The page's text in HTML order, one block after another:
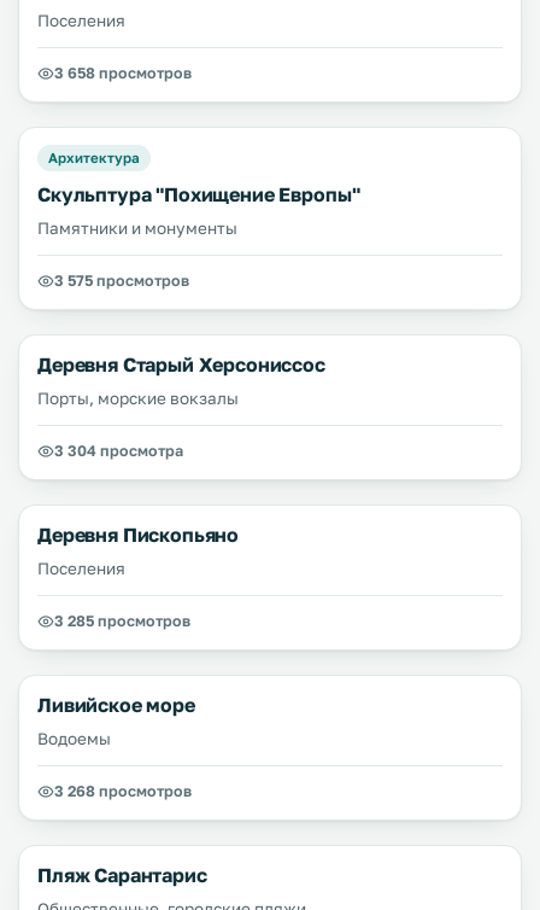
Поселения
3 658 просмотров
Архитектура
Скульптура "Похищение Европы"
Памятники и монументы
3 575 просмотров
Деревня Старый Херсониссос
Порты, морские вокзалы
3 304 просмотра
Деревня Пископьяно
Поселения
3 285 просмотров
Ливийское море
Водоемы
3 268 просмотров
Пляж Сарантарис